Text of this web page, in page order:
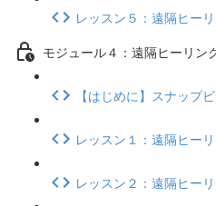
レッスン５：遠隔ヒー
モジュール４：遠隔ヒーリン
【はじめに】スナップ
レッスン１：遠隔ヒー
レッスン２：遠隔ヒー